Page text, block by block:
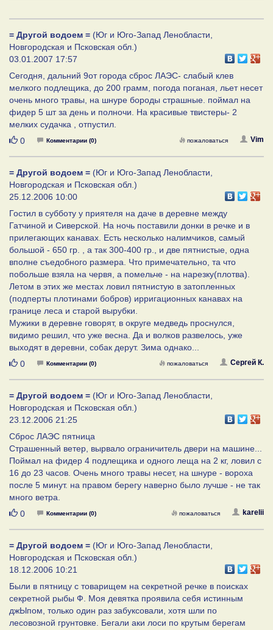
= Другой водоем = (Юг и Юго-Запад Ленобласти,
Новгородская и Псковская обл.)
03.01.2007 17:57
Сегодня, дальний 9от города сброс ЛАЭС- слабый клев
мелкого подлещика, до 200 грамм, погода поганая, льет несет
очень много травы, на шнуре бороды страшные. поймал на
фидер 5 шт за день и полночи. На красивые твистеры- 2
мелких судачка , отпустил.
Нравится
0 Комментарии (0) Vim
пожаловаться
= Другой водоем = (Юг и Юго-Запад Ленобласти,
Новгородская и Псковская обл.)
25.12.2006 10:00
Гостил в субботу у приятеля на даче в деревне между
Гатчиной и Сиверской. На ночь поставили донки в речке и в
прилегающих канавах. Есть несколько налимчиков, самый
большой - 650 гр. , а так 300-400 гр., и две пятнистые, одна
вполне съедобного размера. Что примечательно, та что
побольше взяла на червя, а помельче - на нарезку(плотва).
Летом в этих же местах ловил пятнистую в затопленных
(подперты плотинами бобров) ирригационных канавах на
границе леса и старой вырубки.
Мужики в деревне говорят, в округе медведь проснулся,
видимо решил, что уже весна. Да и волков развелось, уже
выходят в деревни, собак дерут. Зима однако...
Нравится
0 Комментарии (0) Сергей К.
пожаловаться
= Другой водоем = (Юг и Юго-Запад Ленобласти,
Новгородская и Псковская обл.)
23.12.2006 21:25
Сброс ЛАЭС пятница
Страшенный ветер, вырвало ограничитель двери на машине...
Поймал на фидер 4 подлещика и одного леща на 2 кг, ловил с
16 до 23 часов. Очень много травы несет, на шнуре - вороха
после 5 минут. на правом берегу наверно было лучше - не так
много ветра.
Нравится
0 Комментарии (0) karelii
пожаловаться
= Другой водоем = (Юг и Юго-Запад Ленобласти,
Новгородская и Псковская обл.)
18.12.2006 10:21
Были в пятницу с товарищем на секретной речке в поисках
секретной рыбы Ф. Моя девятка проявила себя истинным
джЫпом, только один раз забуксовали, хотя шли по
лесовозной грунтовке. Бегали аки лоси по крутым берегам